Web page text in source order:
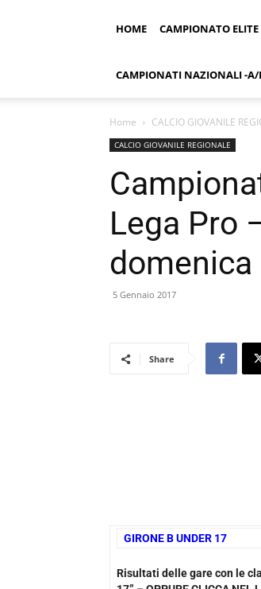
HOME CAMPIONATO
CAMPIONATI NAZIONALI -
Home CALCIO GIOVANILE
CALCIO GIOVANILE REGIONALE
Lega Pro
5 Gennaio 2017
Share
GIRONE B UNDER 17
Risultati delle gare con le